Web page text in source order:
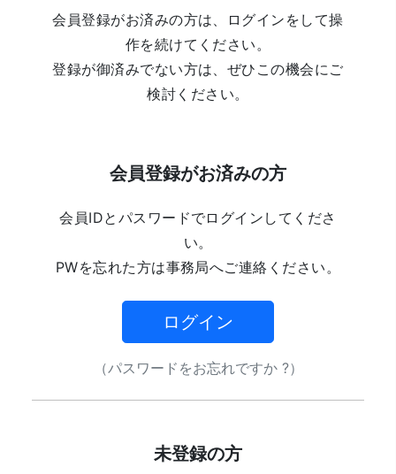
会員登録がお済みの方は、ログインをして操
作を続けてください。
登録が御済みでない方は、ぜひこの機会にご
検討ください。
会員登録がお済みの方
会員IDとパスワードでログインしてくださ
い。
PWを忘れた方は事務局へご連絡ください。
ログイン
（パスワードをお忘れですか ?）
未登録の方